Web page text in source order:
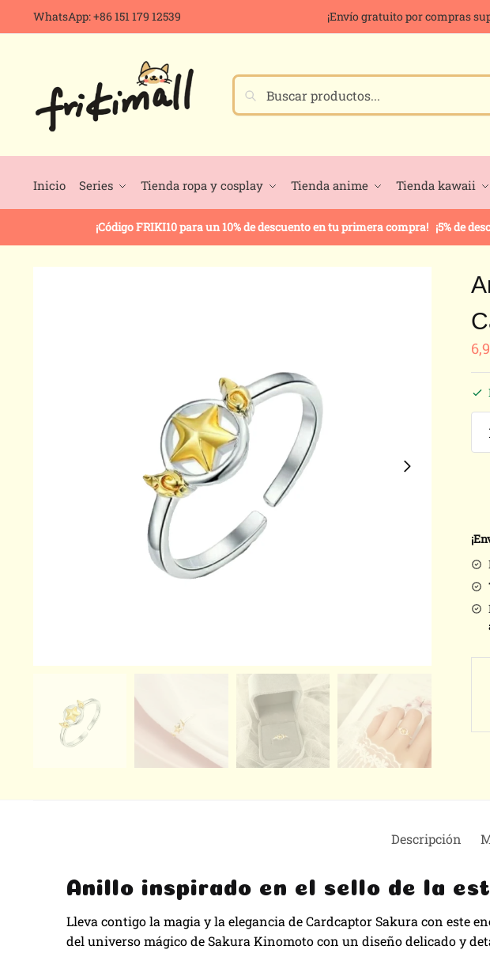
WhatsApp: +86 151 179 12539 ¡Envío gratuito por compras
Buscar
Inicio Series Tienda ropa y cosplay Tienda anime Tienda kawaii
¡Código FRIKI10 para un 10% de descuento en tu primera compra! ¡5% de
Descripción
Anillo inspirado en el sello de la
Lleva contigo la magia y la elegancia de Cardcaptor Sakura con este
del universo mágico de Sakura Kinomoto con un diseño delicado y